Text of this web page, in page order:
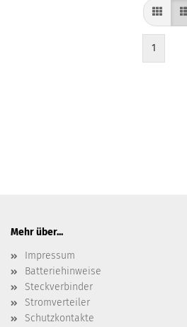
1
Mehr über...
Impressum
Batteriehinweise
Steckverbinder
Stromverteiler
Schutzkontakte